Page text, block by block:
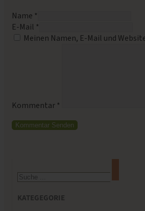
Name *
E-Mail *
Meinen Namen, E-Mail und
Kommentar *
KATEGEGORIE